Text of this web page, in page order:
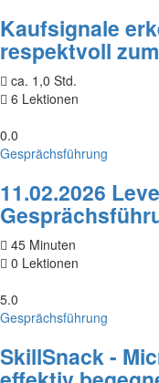
Kaufsignale
respektvoll
ca. 1,0 Std.
6 Lektionen
0.0
Gesprächsführung
11.02.2026
45 Minuten
0 Lektionen
5.0
Gesprächsführung
SkillSnack -